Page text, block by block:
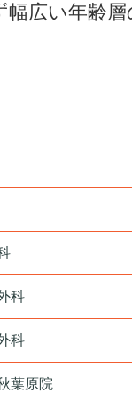
広い年齢
科
科
葉原院